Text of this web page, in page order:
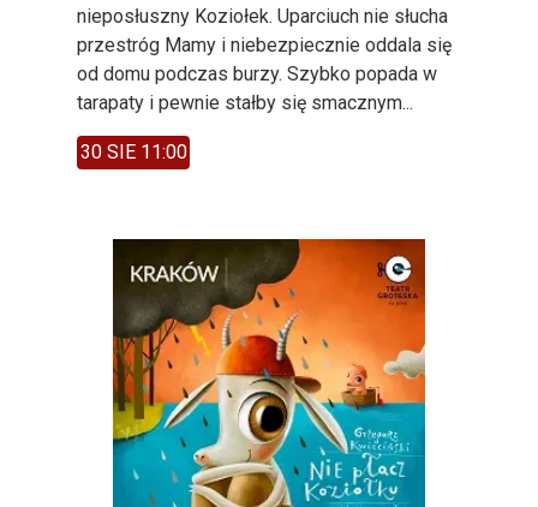
nieposłuszny Koziołek. Uparciuch nie słucha
przestróg Mamy i niebezpiecznie oddala się
od domu podczas burzy. Szybko popada w
tarapaty i pewnie stałby się smacznym...
30 SIE 11:00